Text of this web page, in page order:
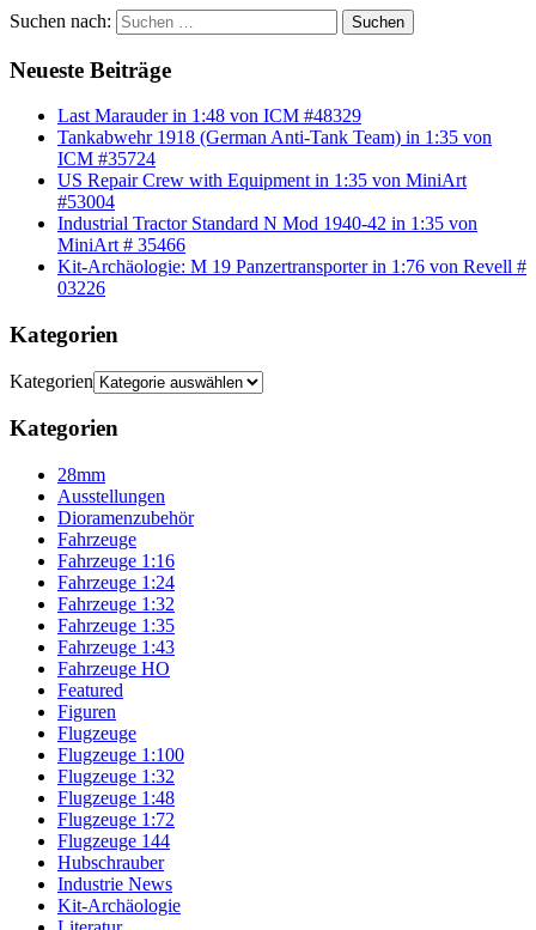
Suchen nach: Suchen
Neueste Beiträge
Last Marauder in 1:48 von ICM #48329
Tankabwehr 1918 (German Anti-Tank Team) in 1:35 von
ICM #35724
US Repair Crew with Equipment in 1:35 von MiniArt
#53004
Industrial Tractor Standard N Mod 1940-42 in 1:35 von
MiniArt # 35466
Kit-Archäologie: M 19 Panzertransporter in 1:76 von Revell #
03226
Kategorien
Kategorien
Kategorien
28mm
Ausstellungen
Dioramenzubehör
Fahrzeuge
Fahrzeuge 1:16
Fahrzeuge 1:24
Fahrzeuge 1:32
Fahrzeuge 1:35
Fahrzeuge 1:43
Fahrzeuge HO
Featured
Figuren
Flugzeuge
Flugzeuge 1:100
Flugzeuge 1:32
Flugzeuge 1:48
Flugzeuge 1:72
Flugzeuge 144
Hubschrauber
Industrie News
Kit-Archäologie